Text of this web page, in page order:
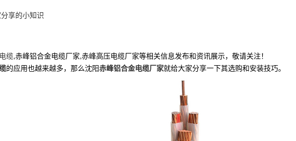
享的小知识
缆,赤峰铝合金电缆厂家,赤峰高压电缆厂家等相关信息发布和资讯展示，敬请关注！
的应用也越来越多，那么沈阳赤峰铝合金电缆厂家就给大家分享一下其选购和安装技巧。